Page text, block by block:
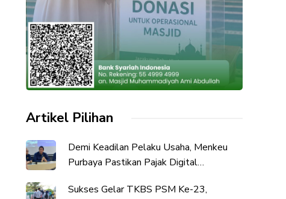
Artikel Pilihan
Demi Keadilan Pelaku Usaha, Menkeu
Purbaya Pastikan Pajak Digital
Sukses Gelar TKBS PSM Ke-23,